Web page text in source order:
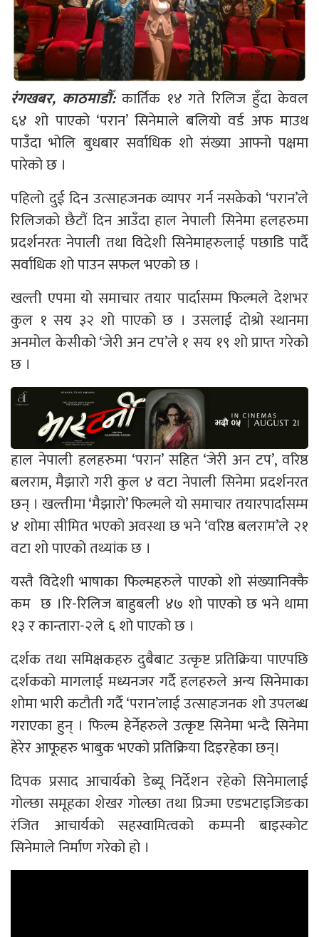
रंगखबर, काठमाडौँ:कार्तिक १४ गते रिलिज हुँदा केवल
६४ शो पाएको ‘परान’ सिनेमाले बलियो वर्ड अफ माउथ
पाउँदा भोलि बुधबार सर्वाधिक शो संख्या आफ्नो पक्षमा
पारेको छ ।
पहिलो दुई दिन उत्साहजनक व्यापर गर्न नसकेको ‘परान’ले
रिलिजको छैटौं दिन आउँदा हाल नेपाली सिनेमा हलहरुमा
प्रदर्शनरतः नेपाली तथा विदेशी सिनेमाहरुलाई पछाडि पार्दै
सर्वाधिक शो पाउन सफल भएको छ ।
खल्ती एपमा यो समाचार तयार पार्दासम्म फिल्मले देशभर
कुल १ सय ३२ शो पाएको छ । उसलाई दोश्रो स्थानमा
अनमोल केसीको ‘जेरी अन टप’ले १ सय १९ शो प्राप्त गरेको
छ ।
हाल नेपाली हलहरुमा ‘परान’ सहित ‘जेरी अन टप’, वरिष्ठ
बलराम, मैझारो गरी कुल ४ वटा नेपाली सिनेमा प्रदर्शनरत
छन् । खल्तीमा ‘मैझारो’ फिल्मले यो समाचार तयारपार्दासम्म
४ शोमा सीमित भएको अवस्था छ भने ‘वरिष्ठ बलराम’ले २१
वटा शो पाएको तथ्यांक छ ।
यस्तै विदेशी भाषाका फिल्महरुले पाएको शो संख्यानिक्कै
कम छ ।रि-रिलिज बाहुबली ४७ शो पाएको छ भने थामा
१३ र कान्तारा-२ले ६ शो पाएको छ ।
दर्शक तथा समिक्षकहरु दुबैबाट उत्कृष्ट प्रतिक्रिया पाएपछि
दर्शकको मागलाई मध्यनजर गर्दै हलहरुले अन्य सिनेमाका
शोमा भारी कटौती गर्दै ‘परान’लाई उत्साहजनक शो उपलब्ध
गराएका हुन् । फिल्म हेर्नेहरुले उत्कृष्ट सिनेमा भन्दै सिनेमा
हेरेर आफूहरु भाबुक भएको प्रतिक्रिया दिइरहेका छन्।
दिपक प्रसाद आचार्यको डेब्यू निर्देशन रहेको सिनेमालाई
गोल्छा समूहका शेखर गोल्छा तथा प्रिज्मा एडभटाइजिङका
रंजित आचार्यको सहस्वामित्वको कम्पनी बाइस्कोट
सिनेमाले निर्माण गरेको हो ।